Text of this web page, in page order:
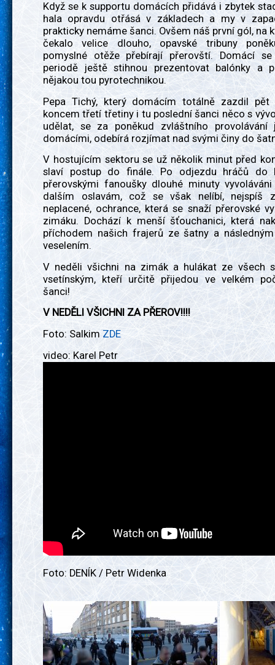
Když se k supportu domácích přidává i zbytek
hala opravdu otřásá v základech a my v
prakticky nemáme šanci. Ovšem náš první gól, na
čekalo velice dlouho, opavské tribuny
pomyslné otěže přebírají přerovští. Domácí
periodě ještě stihnou prezentovat balónky a
nějakou tou pyrotechnikou.
Pepa Tichý, který domácím totálně zazdil pět
koncem třetí třetiny i tu poslední šanci něco s
udělat, se za poněkud zvláštního provolávání
domácími, odebírá rozjímat nad svými činy do
V hostujícím sektoru se už několik minut před
slaví postup do finále. Po odjezdu hráčů do
přerovskými fanoušky dlouhé minuty
dalším oslavám, což se však nelíbí, nejspíš
neplacené, ochrance, která se snaží přerovské
zimáku. Dochází k menší šťouchanici, která
příchodem našich frajerů ze šatny a
veselením.
V neděli všichni na zimák a hulákat ze všech
vsetínským, kteří určitě přijedou ve velkém
šanci!
V NEDĚLI VŠICHNI ZA PŘEROV!!!!
Foto: Salkim ZDE
video: Karel Petr
Foto: DENÍK / Petr Widenka